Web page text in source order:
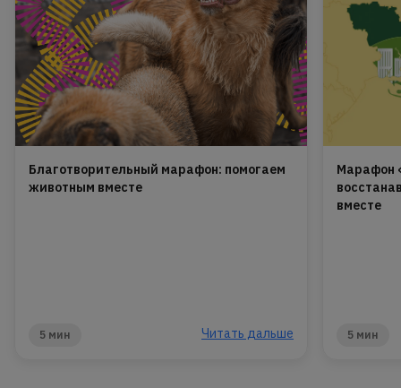
Благотворительный марафон: помогаем
животным вместе
5 мин Читать дальше
Марафон
вместе
5 мин